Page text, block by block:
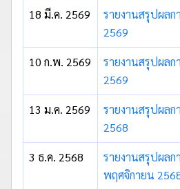
18 มี.ค. 2569
รายงานสรุปผลก
2569
10 ก.พ. 2569
รายงานสรุปผลก
2569
13 ม.ค. 2569
รายงานสรุปผลก
2568
3 ธ.ค. 2568
รายงานสรุปผลก
พฤศจิกายน